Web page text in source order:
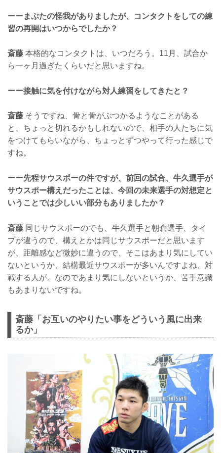
ーーまぶたの怪我がありましたが、コンタクトをしての練
習の再開はいつからでしたか？
斎藤 本格的なコンタクトは、いつだろう。11月、試合か
ら一ヶ月過ぎたくらいだと思いますね。
ーー接触に気を付けながら対人練習をしてきたと？
斎藤 そうですね、骨と骨がぶつかるようなことがある
と、ちょっと切れるかもしれないので、相手の人たちに気
をつけてもらいながら、ちょっとずつやって行った感じで
すね。
ーー先程サウスポーの件ですが、前回の試合、牛久選手が
サウスポー構えだったことは、今回の未来選手の対想定と
いうことでは少しいい部分もありましたか？
斎藤 同じサウスポーのでも、牛久選手と朝倉選手、タイ
プが違うので、構えとかは同じサウスポーだと思います
が、距離感など微妙に違うので、そこはあまり気にしてい
ないというか、結構最近サウスポーが多いんですよね、対
戦する人が。なのであまり気にしないというか、苦手意識
もあまりないですね。
斎藤「お互いのやりたい事をどういう風に出来
るか」